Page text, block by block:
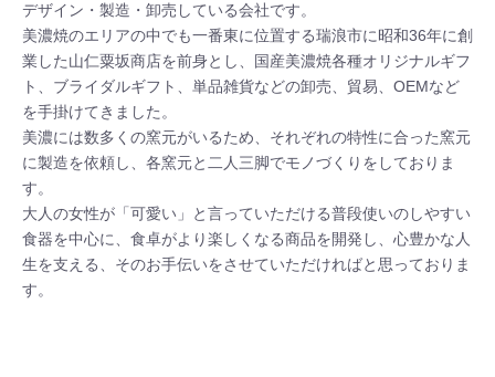
デザイン・製造・卸売している会社です。
美濃焼のエリアの中でも一番東に位置する瑞浪市に昭和36年に創
業した山仁粟坂商店を前身とし、国産美濃焼各種オリジナルギフ
ト、ブライダルギフト、単品雑貨などの卸売、貿易、OEMなど
を手掛けてきました。
美濃には数多くの窯元がいるため、それぞれの特性に合った窯元
に製造を依頼し、各窯元と二人三脚でモノづくりをしておりま
す。
大人の女性が「可愛い」と言っていただける普段使いのしやすい
食器を中心に、食卓がより楽しくなる商品を開発し、心豊かな人
生を支える、そのお手伝いをさせていただければと思っておりま
す。